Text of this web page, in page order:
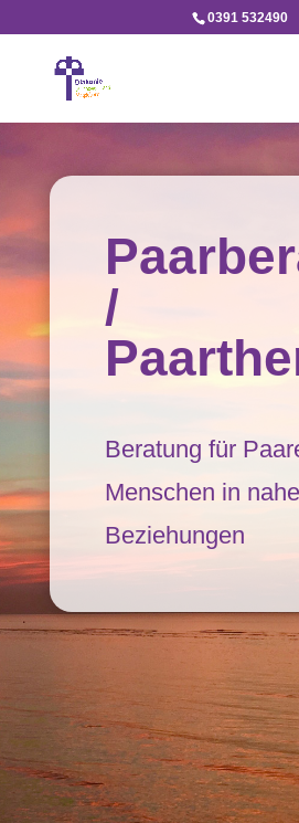
0391 532490
/
Beratung für
Menschen in
Beziehungen